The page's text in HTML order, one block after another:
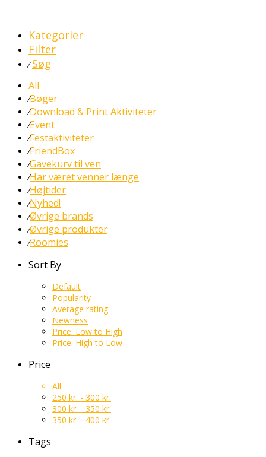
Kategorier
Filter
⁄ Søg
All
⁄Bøger
⁄Download & Print Aktiviteter
⁄Event
⁄Festaktiviteter
⁄FriendBox
⁄Gavekurv til ven
⁄Har været venner længe
⁄Højtider
⁄Nyhed!
⁄Øvrige brands
⁄Øvrige produkter
⁄Roomies
Sort By
Default
Popularity
Average rating
Newness
Price: Low to High
Price: High to Low
Price
All
250 kr. - 300 kr.
300 kr. - 350 kr.
350 kr. - 400 kr.
Tags